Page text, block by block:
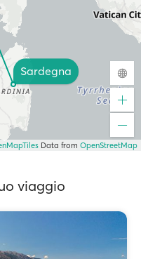
Sardegna
Data from OpenStreetMap
viaggio